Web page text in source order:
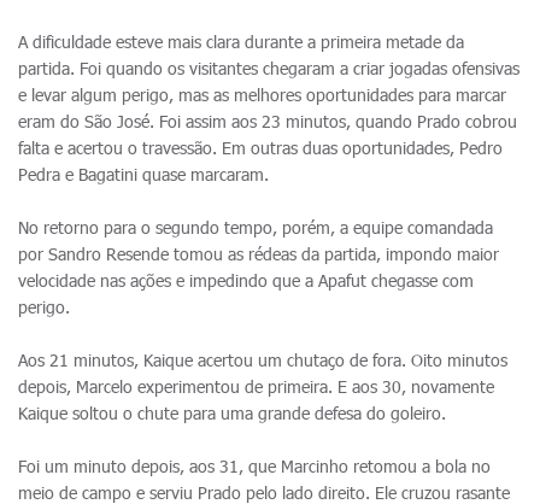
A dificuldade esteve mais clara durante a primeira metade da
partida. Foi quando os visitantes chegaram a criar jogadas ofensivas
e levar algum perigo, mas as melhores oportunidades para marcar
eram do São José. Foi assim aos 23 minutos, quando Prado cobrou
falta e acertou o travessão. Em outras duas oportunidades, Pedro
Pedra e Bagatini quase marcaram.
No retorno para o segundo tempo, porém, a equipe comandada
por Sandro Resende tomou as rédeas da partida, impondo maior
velocidade nas ações e impedindo que a Apafut chegasse com
perigo.
Aos 21 minutos, Kaique acertou um chutaço de fora. Oito minutos
depois, Marcelo experimentou de primeira. E aos 30, novamente
Kaique soltou o chute para uma grande defesa do goleiro.
Foi um minuto depois, aos 31, que Marcinho retomou a bola no
meio de campo e serviu Prado pelo lado direito. Ele cruzou rasante